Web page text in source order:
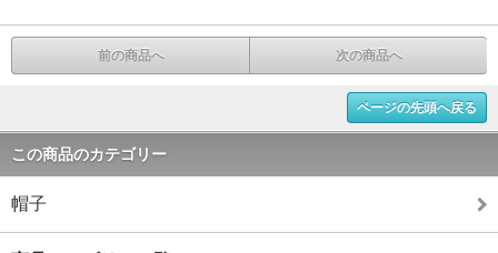
前の商品へ 次の商品へ
ページの先頭へ戻る
この商品のカテゴリー
帽子